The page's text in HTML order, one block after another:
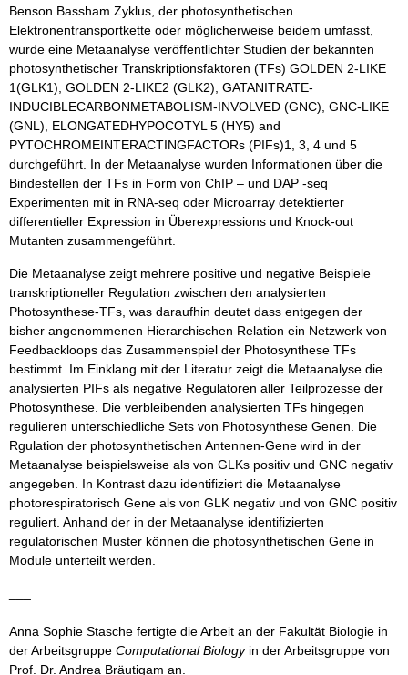
Benson Bassham Zyklus, der photosynthetischen
Elektronentransportkette oder möglicherweise beidem umfasst,
wurde eine Metaanalyse veröffentlichter Studien der bekannten
photosynthetischer Transkriptionsfaktoren (TFs) GOLDEN 2-LIKE
1(GLK1), GOLDEN 2-LIKE2 (GLK2), GATANITRATE-
INDUCIBLECARBONMETABOLISM-INVOLVED (GNC), GNC-LIKE
(GNL), ELONGATEDHYPOCOTYL 5 (HY5) and
PYTOCHROMEINTERACTINGFACTORs (PIFs)1, 3, 4 und 5
durchgeführt. In der Metaanalyse wurden Informationen über die
Bindestellen der TFs in Form von ChIP – und DAP -seq
Experimenten mit in RNA-seq oder Microarray detektierter
differentieller Expression in Überexpressions und Knock-out
Mutanten zusammengeführt.
Die Metaanalyse zeigt mehrere positive und negative Beispiele
transkriptioneller Regulation zwischen den analysierten
Photosynthese-TFs, was daraufhin deutet dass entgegen der
bisher angenommenen Hierarchischen Relation ein Netzwerk von
Feedbackloops das Zusammenspiel der Photosynthese TFs
bestimmt. Im Einklang mit der Literatur zeigt die Metaanalyse die
analysierten PIFs als negative Regulatoren aller Teilprozesse der
Photosynthese. Die verbleibenden analysierten TFs hingegen
regulieren unterschiedliche Sets von Photosynthese Genen. Die
Rgulation der photosynthetischen Antennen-Gene wird in der
Metaanalyse beispielsweise als von GLKs positiv und GNC negativ
angegeben. In Kontrast dazu identifiziert die Metaanalyse
photorespiratorisch Gene als von GLK negativ und von GNC positiv
reguliert. Anhand der in der Metaanalyse identifizierten
regulatorischen Muster können die photosynthetischen Gene in
Module unterteilt werden.
Anna Sophie Stasche fertigte die Arbeit an der Fakultät Biologie in
der Arbeitsgruppe Computational Biology in der Arbeitsgruppe von
Prof. Dr. Andrea Bräutigam an.